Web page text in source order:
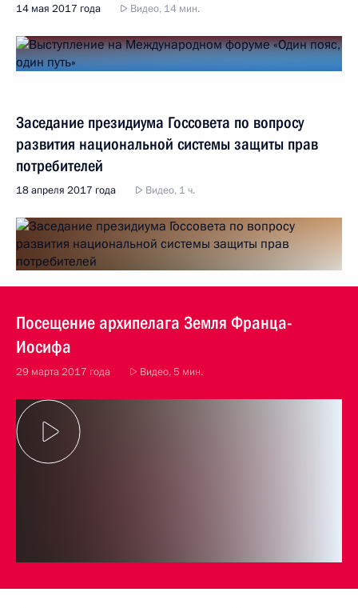
14 мая 2017 года Видео, 14 мин.
Заседание президиума Госсовета по вопросу
развития национальной системы защиты прав
потребителей
18 апреля 2017 года Видео, 1 ч.
Посещение архипелага Земля Франца-
Иосифа
29 марта 2017 года Видео, 5 мин.